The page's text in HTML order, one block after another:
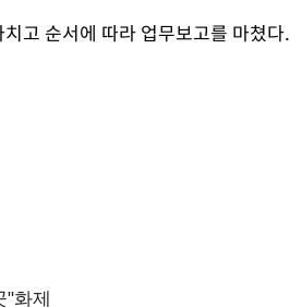
고 순서에 따라 업무보고를 마쳤다.